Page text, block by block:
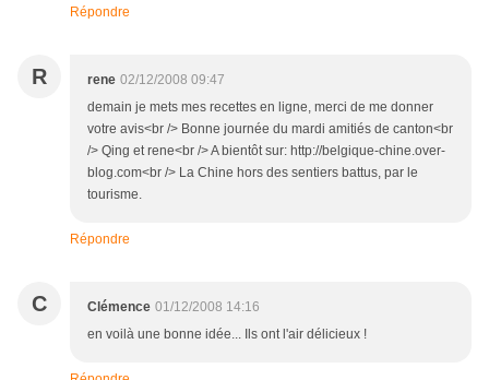
Répondre
R rene 02/12/2008 09:47
demain je mets mes recettes en ligne, merci de me donner
votre avis<br /> Bonne journée du mardi amitiés de canton<br
/> Qing et rene<br /> A bientôt sur: http://belgique-chine.over-
blog.com<br /> La Chine hors des sentiers battus, par le
tourisme.
Répondre
C Clémence 01/12/2008 14:16
en voilà une bonne idée... Ils ont l'air délicieux !